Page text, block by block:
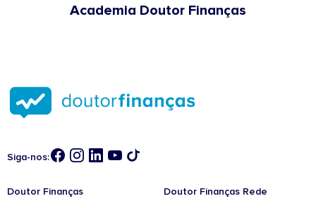
Academia Doutor Finanças
Siga-nos:
Doutor Finanças Doutor Finanças Rede